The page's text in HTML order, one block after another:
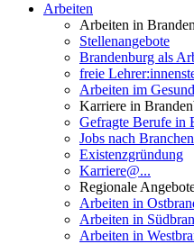
Arbeiten
Arbeiten in
Stellenangebote
Brandenburg als
freie
Arbeiten im
Karriere in
Gefragte Berufe in
Jobs nach Branchen
Existenzgründung
Karriere@...
Regionale
Arbeiten in
Arbeiten in
Arbeiten in